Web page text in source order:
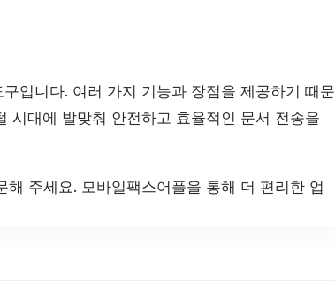
입니다. 여러 가지 기능과 장점을 제공하기 때문
시대에 발맞춰 안전하고 효율적인 문서 전송을
주세요. 모바일팩스어플을 통해 더 편리한 업